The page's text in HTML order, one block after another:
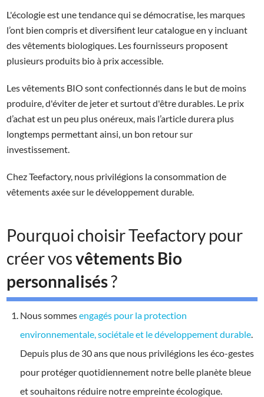
L'écologie est une tendance qui se démocratise, les marques
l’ont bien compris et diversifient leur catalogue en y incluant
des vêtements biologiques. Les fournisseurs proposent
plusieurs produits bio à prix accessible.
Les vêtements BIO sont confectionnés dans le but de moins
produire, d'éviter de jeter et surtout d'être durables. Le prix
d’achat est un peu plus onéreux, mais l’article durera plus
longtemps permettant ainsi, un bon retour sur
investissement.
Chez Teefactory, nous privilégions la consommation de
vêtements axée sur le développement durable.
Pourquoi choisir Teefactory pour
créer vosvêtements Bio
personnalisés?
Nous sommesengagés pour la protection
environnementale, sociétale et le développement durable.
Depuis plus de 30 ans que nous privilégions les éco-gestes
pour protéger quotidiennement notre belle planète bleue
et souhaitons réduire notre empreinte écologique.